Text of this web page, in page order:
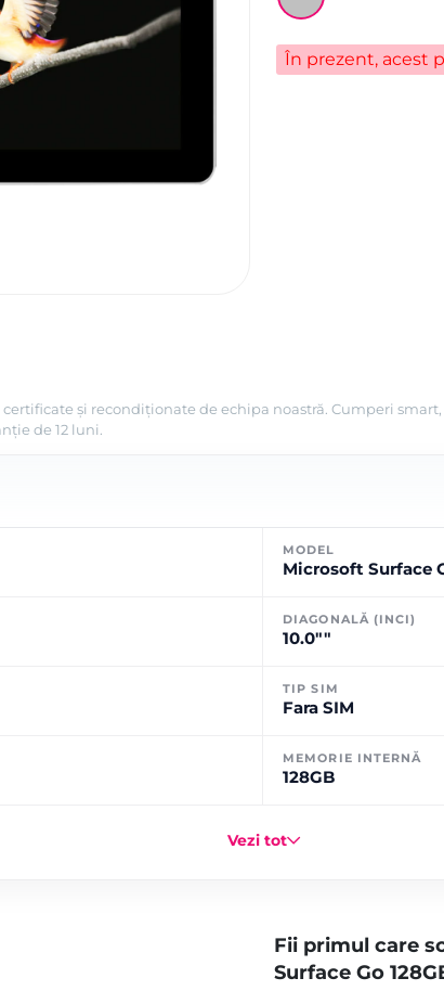
În prezent, acest
și recondiționate de echipa noastră. Cumperi
de 12 luni.
MODEL
Microsoft Surface
DIAGONALĂ (INCI)
10.0""
TIP SIM
Fara SIM
MEMORIE INTERNĂ
128GB
Vezi tot
Fii primul care
Surface Go